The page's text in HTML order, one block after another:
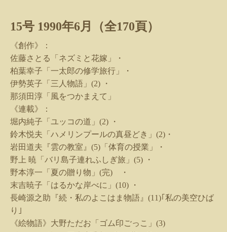
15号 1990年6月（全170 頁）
《創作》：
佐藤さとる「ネズミと花嫁」・
柏葉幸子「一太郎の修学旅行」・
伊勢英子「三人物語」 (2)
・
那須田淳「風をつかまえて」
《連載》：
堀内純子「ユッコの道」 (2)
・
鈴木悦夫「ハメリンプールの真昼どき」 (2) ・
岩田道夫『雲の教室』 (5) 「体育の授業」・
野上 暁「バリ島子連れふしぎ旅」 (5)
・
野本淳一「夏の贈り物」 (完) ・
末吉暁子「はるかな岸べに」 (10)
・
長崎源之助『続・私のよこはま物語』 (11)｢私の美空ひば
り｣
《絵物語》大野ただお「ゴム印ごっこ」 (3)